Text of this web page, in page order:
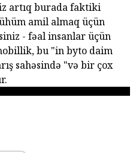
artıq burada faktiki
amil almaq üçün
- fəal insanlar üçün
bu "in byto daim
sahəsində "və bir çox